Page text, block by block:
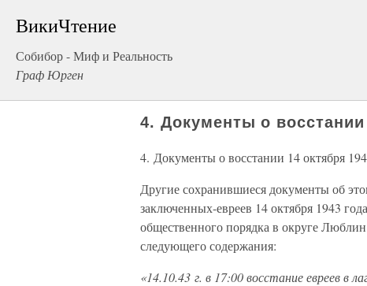
ВикиЧтение
Собибор - Миф и Реальность
Граф Юрген
4. Документы о восстании
4. Документы о восстании 14 октября
Другие сохранившиеся документы об
заключенных-евреев 14 октября 1943
общественного порядка в округе
следующего содержания:
«14.10.43 г. в 17:00 восстание евреев в